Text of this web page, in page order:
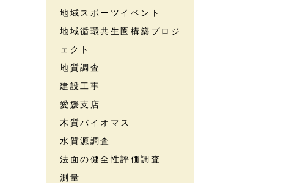
地域スポーツイベント
地域循環共生圏構築プロジ
ェクト
地質調査
建設工事
愛媛支店
木質バイオマス
水質源調査
法面の健全性評価調査
測量